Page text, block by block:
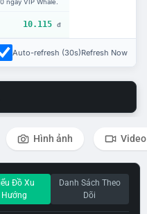
ngày VIP Whale.
10.115 đ
Auto-refresh (30s)Refresh Now
Hình ảnh Video
Đồ Xu
Hướng
Danh Sách Theo
Dõi